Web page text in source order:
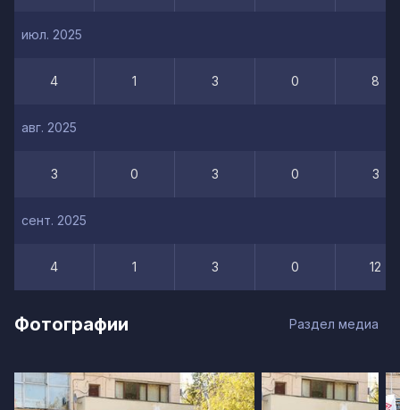
июл. 2025
4 1 3 0 8
авг. 2025
3 0 3 0 3
сент. 2025
4 1 3 0 12
Фотографии Раздел медиа